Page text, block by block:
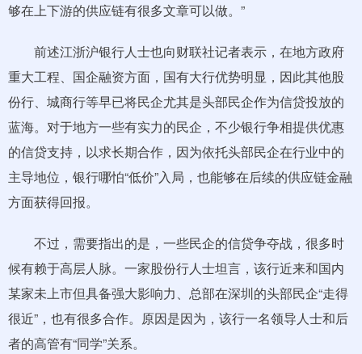
够在上下游的供应链有很多文章可以做。”
前述江浙沪银行人士也向财联社记者表示，在地方政府
重大工程、国企融资方面，国有大行优势明显，因此其他股
份行、城商行等早已将民企尤其是头部民企作为信贷投放的
蓝海。对于地方一些有实力的民企，不少银行争相提供优惠
的信贷支持，以求长期合作，因为依托头部民企在行业中的
主导地位，银行哪怕“低价”入局，也能够在后续的供应链金融
方面获得回报。
不过，需要指出的是，一些民企的信贷争夺战，很多时
候有赖于高层人脉。一家股份行人士坦言，该行近来和国内
某家未上市但具备强大影响力、总部在深圳的头部民企“走得
很近”，也有很多合作。原因是因为，该行一名领导人士和后
者的高管有“同学”关系。